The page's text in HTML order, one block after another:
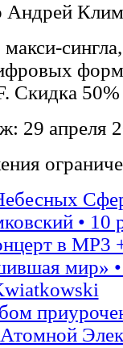
Андрей
макси-
Скидка 50%
29 апреля
мир»